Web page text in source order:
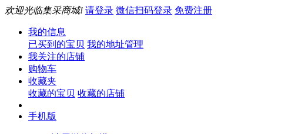
欢迎光临集采商城! 请登录 微信扫码登录 免费注册
我的信息
已买到的宝贝 我的地址管理
我关注的店铺
购物车
收藏夹
收藏的宝贝 收藏的店铺
手机版